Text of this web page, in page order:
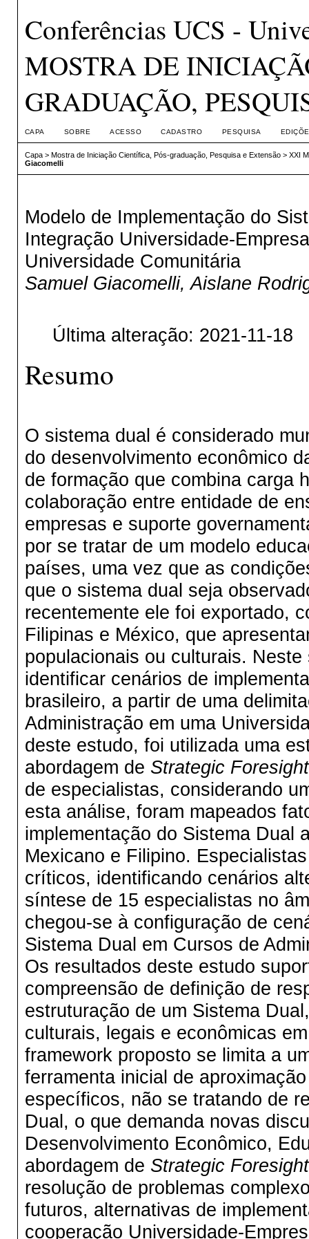
Conferências UCS -
MOSTRA DE
GRADUAÇÃO,
CAPA SOBRE ACESSO CADASTRO PESQUISA
Capa> Mostra de Iniciação Científica, Pós-graduação, Pesquisa e Extensão> XXI
Giacomelli
Modelo de Implementação do
Integração Universidade-
Universidade Comunitária
Samuel Giacomelli, Aislane
Última alteração: 2021-11-18
Resumo
O sistema dual é considerado
do desenvolvimento econômico
de formação que combina carga
colaboração entre entidade de
empresas e suporte
por se tratar de um modelo
países, uma vez que as
que o sistema dual seja
recentemente ele foi exportado,
Filipinas e México, que
populacionais ou culturais.
identificar cenários de
brasileiro, a partir de uma
Administração em uma
deste estudo, foi utilizada uma
abordagem de Strategic Foresight
de especialistas, considerando
esta análise, foram mapeados
implementação do Sistema Dual
Mexicano e Filipino.
críticos, identificando cenários
síntese de 15 especialistas no
chegou-se à configuração de
Sistema Dual em Cursos de
Os resultados deste estudo
compreensão de definição de
estruturação de um Sistema
culturais, legais e econômicas
framework proposto se limita a
ferramenta inicial de
específicos, não se tratando de
Dual, o que demanda novas
Desenvolvimento Econômico,
abordagem de Strategic Foresight
resolução de problemas
futuros, alternativas de
cooperação Universidade-